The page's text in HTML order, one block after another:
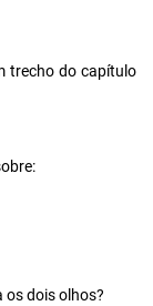
trecho do capítulo
dois olhos?